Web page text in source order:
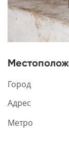
Город
Адрес
Метро